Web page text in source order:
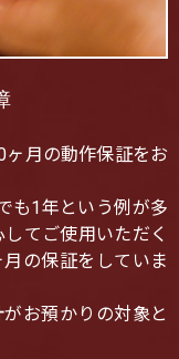
ヶ月の動作保証をお
も1年という例が多
てご使用いただく
の保証をしていま
お預かりの対象と